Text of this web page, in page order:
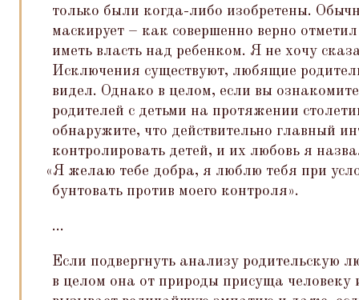
только были когда-либо изобретены.
маскирует – как совершенно верно
иметь власть над ребенком. Я не хочу
Исключения существуют, любящие
видел. Однако в целом, если вы
родителей с детьми на протяжении
обнаружите, что действительно главный
контролировать детей, и их любовь я
«Я желаю тебе добра, я люблю тебя при
бунтовать против моего контроля».
...
Если подвергнуть анализу родительскую
в целом она от природы присуща человеку